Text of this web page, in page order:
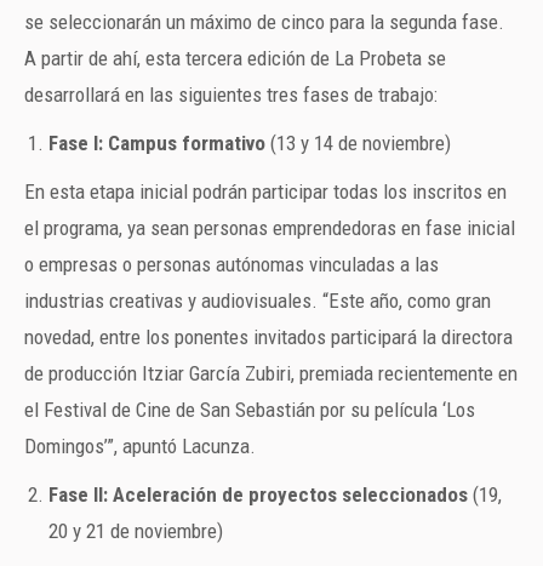
se seleccionarán un máximo de cinco para la segunda fase.
A partir de ahí, esta tercera edición de La Probeta se
desarrollará en las siguientes tres fases de trabajo:
Fase I: Campus formativo (13 y 14 de noviembre)
En esta etapa inicial podrán participar todas los inscritos en
el programa, ya sean personas emprendedoras en fase inicial
o empresas o personas autónomas vinculadas a las
industrias creativas y audiovisuales. “Este año, como gran
novedad, entre los ponentes invitados participará la directora
de producción Itziar García Zubiri, premiada recientemente en
el Festival de Cine de San Sebastián por su película ‘Los
Domingos’”, apuntó Lacunza.
Fase II: Aceleración de proyectos seleccionados (19,
20 y 21 de noviembre)